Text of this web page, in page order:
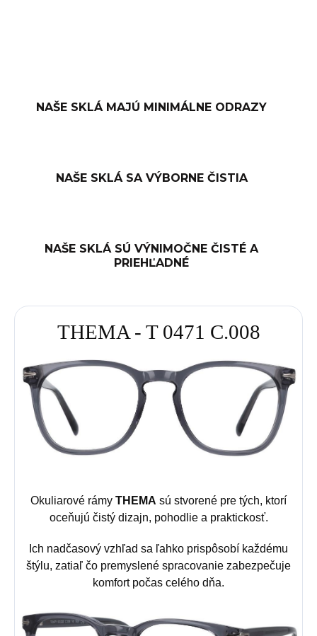
NAŠE SKLÁ MAJÚ MINIMÁLNE ODRAZY
NAŠE SKLÁ SA VÝBORNE ČISTIA
NAŠE SKLÁ SÚ VÝNIMOČNE ČISTÉ A
PRIEHĽADNÉ
THEMA - T 0471 C.008
Okuliarové rámy THEMA sú stvorené pre tých, ktorí
oceňujú čistý dizajn, pohodlie a praktickosť.
Ich nadčasový vzhľad sa ľahko prispôsobí každému
štýlu, zatiaľ čo premyslené spracovanie zabezpečuje
komfort počas celého dňa.